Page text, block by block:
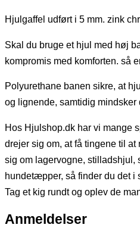
Hjulgaffel udført i 5 mm. zink
Skal du bruge et hjul med høj
kompromis med komforten. så
Polyurethane banen sikre, at
og lignende, samtidig mindsker
Hos Hjulshop.dk har vi mange
drejer sig om, at få tingene til
sig om lagervogne, stilladshjul,
hundetæpper, så finder du det i
Tag et kig rundt og oplev de
Anmeldelser